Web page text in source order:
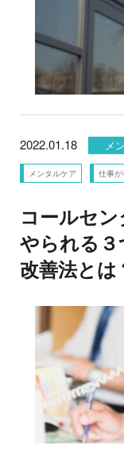
2022.01.18 メ
メンタルケア 仕事
コールセ
やられる
改善法とは